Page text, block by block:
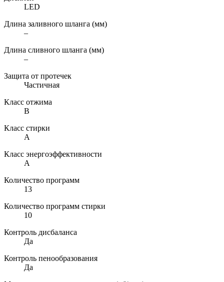
LED
Длина заливного шланга (мм)
–
Длина сливного шланга (мм)
–
Защита от протечек
Частичная
Класс отжима
B
Класс стирки
A
Класс энергоэффективности
A
Количество программ
13
Количество программ стирки
10
Контроль дисбаланса
Да
Контроль пенообразования
Да